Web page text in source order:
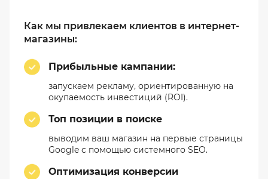
Как мы привлекаем клиентов в интернет-
магазины:
Прибыльные кампании:
запускаем рекламу, ориентированную на
окупаемость инвестиций (ROI).
Топ позиции в поиске
выводим ваш магазин на первые страницы
Google с помощью системного SEO.
Оптимизация конверсии